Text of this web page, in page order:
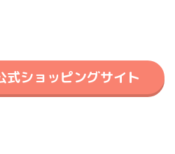
式ショッピングサイト